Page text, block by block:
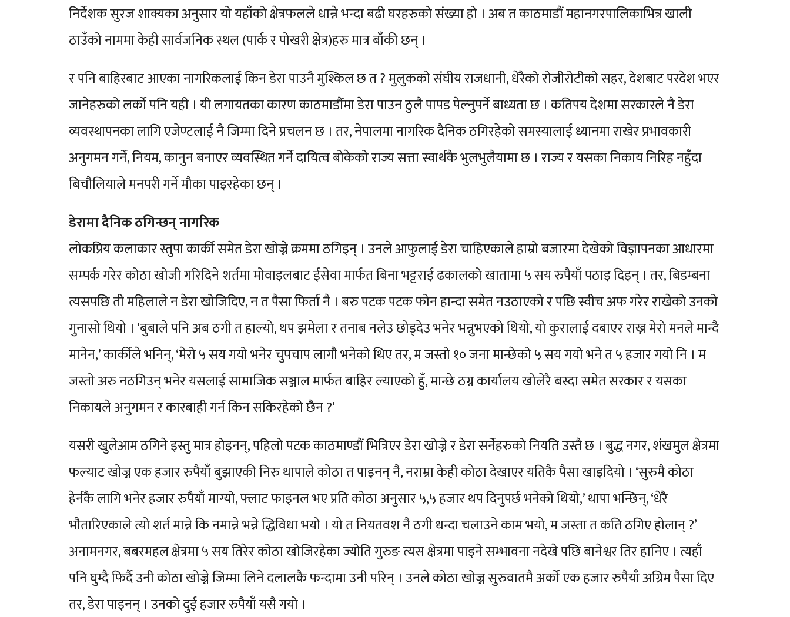
निर्देशक सुरज शाक्यका अनुसार यो यहाँको क्षेत्रफलले धान्ने भन्दा बढी घरहरुको संख्या हो । अब त काठमाडौं महानगरपालिकाभित्र खाली
ठाउँको नाममा केही सार्वजनिक स्थल (पार्क र पोखरी क्षेत्र)हरु मात्र बाँकी छन् ।
र पनि बाहिरबाट आएका नागरिकलाई किन डेरा पाउनै मुश्किल छ त ? मुलुकको संघीय राजधानी, धेरैको रोजीरोटीको सहर, देशबाट परदेश भएर
जानेहरुको लर्को पनि यही । यी लगायतका कारण काठमाडौंमा डेरा पाउन ठुलै पापड पेल्नुपर्ने बाध्यता छ । कतिपय देशमा सरकारले नै डेरा
व्यवस्थापनका लागि एजेण्टलाई नै जिम्मा दिने प्रचलन छ । तर, नेपालमा नागरिक दैनिक ठगिरहेको समस्यालाई ध्यानमा राखेर प्रभावकारी
अनुगमन गर्ने, नियम, कानुन बनाएर व्यवस्थित गर्ने दायित्व बोकेको राज्य सत्ता स्वार्थकै भुलभुलैयामा छ । राज्य र यसका निकाय निरिह नहुँदा
बिचौलियाले मनपरी गर्ने मौका पाइरहेका छन् ।
डेरामा दैनिक ठगिन्छन् नागरिक
लोकप्रिय कलाकार स्तुपा कार्की समेत डेरा खोज्ने क्रममा ठगिइन् । उनले आफुलाई डेरा चाहिएकाले हाम्रो बजारमा देखेको विज्ञापनका आधारमा
सम्पर्क गरेर कोठा खोजी गरिदिने शर्तमा मोवाइलबाट ईसेवा मार्फत बिना भट्टराई ढकालको खातामा ५ सय रुपैयाँ पठाइ दिइन् । तर, बिडम्बना
त्यसपछि ती महिलाले न डेरा खोजिदिए, न त पैसा फिर्ता नै । बरु पटक पटक फोन हान्दा समेत नउठाएको र पछि स्वीच अफ गरेर राखेको उनको
गुनासो थियो । ‘बुबाले पनि अब ठगी त हाल्यो, थप झमेला र तनाब नलेउ छोड्देउ भनेर भन्नुभएको थियो, यो कुरालाई दबाएर राख्न मेरो मनले मान्दै
मानेन,’ कार्कीले भनिन्, ‘मेरो ५ सय गयो भनेर चुपचाप लागौ भनेको थिए तर, म जस्तो १० जना मान्छेको ५ सय गयो भने त ५ हजार गयो नि । म
जस्तो अरु नठगिउन् भनेर यसलाई सामाजिक सञ्जाल मार्फत बाहिर ल्याएको हुँ, मान्छे ठग्न कार्यालय खोलेरै बस्दा समेत सरकार र यसका
निकायले अनुगमन र कारबाही गर्न किन सकिरहेको छैन ?’
यसरी खुलेआम ठगिने इस्तु मात्र होइनन्, पहिलो पटक काठमाण्डौं भित्रिएर डेरा खोज्ने र डेरा सर्नेहरुको नियति उस्तै छ । बुद्ध नगर, शंखमुल क्षेत्रमा
फल्याट खोज्न एक हजार रुपैयाँ बुझाएकी निरु थापाले कोठा त पाइनन् नै, नराम्रा केही कोठा देखाएर यतिकै पैसा खाइदियो । ‘सुरुमै कोठा
हेर्नकै लागि भनेर हजार रुपैयाँ माग्यो, फ्लाट फाइनल भए प्रति कोठा अनुसार ५,५ हजार थप दिनुपर्छ भनेको थियो,’ थापा भन्छिन्, ‘धेरै
भौतारिएकाले त्यो शर्त मान्ने कि नमान्ने भन्ने द्धिविधा भयो । यो त नियतवश नै ठगी धन्दा चलाउने काम भयो, म जस्ता त कति ठगिए होलान् ?’
अनामनगर, बबरमहल क्षेत्रमा ५ सय तिरेर कोठा खोजिरहेका ज्योति गुरुङ त्यस क्षेत्रमा पाइने सम्भावना नदेखे पछि बानेश्वर तिर हानिए । त्यहाँ
पनि घुम्दै फिर्दै उनी कोठा खोज्ने जिम्मा लिने दलालकै फन्दामा उनी परिन् । उनले कोठा खोज्न सुरुवातमै अर्को एक हजार रुपैयाँ अग्रिम पैसा दिए
तर, डेरा पाइनन् । उनको दुई हजार रुपैयाँ यसै गयो ।